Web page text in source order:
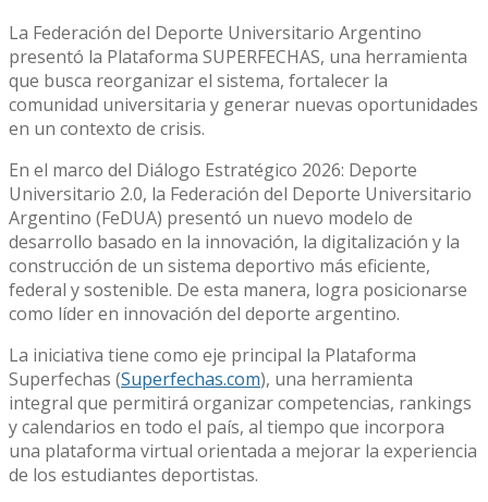
La Federación del Deporte Universitario Argentino
presentó la Plataforma SUPERFECHAS, una herramienta
que busca reorganizar el sistema, fortalecer la
comunidad universitaria y generar nuevas oportunidades
en un contexto de crisis.
En el marco del Diálogo Estratégico 2026: Deporte
Universitario 2.0, la Federación del Deporte Universitario
Argentino (FeDUA) presentó un nuevo modelo de
desarrollo basado en la innovación, la digitalización y la
construcción de un sistema deportivo más eficiente,
federal y sostenible. De esta manera, logra posicionarse
como líder en innovación del deporte argentino.
La iniciativa tiene como eje principal la Plataforma
Superfechas (Superfechas.com), una herramienta
integral que permitirá organizar competencias, rankings
y calendarios en todo el país, al tiempo que incorpora
una plataforma virtual orientada a mejorar la experiencia
de los estudiantes deportistas.